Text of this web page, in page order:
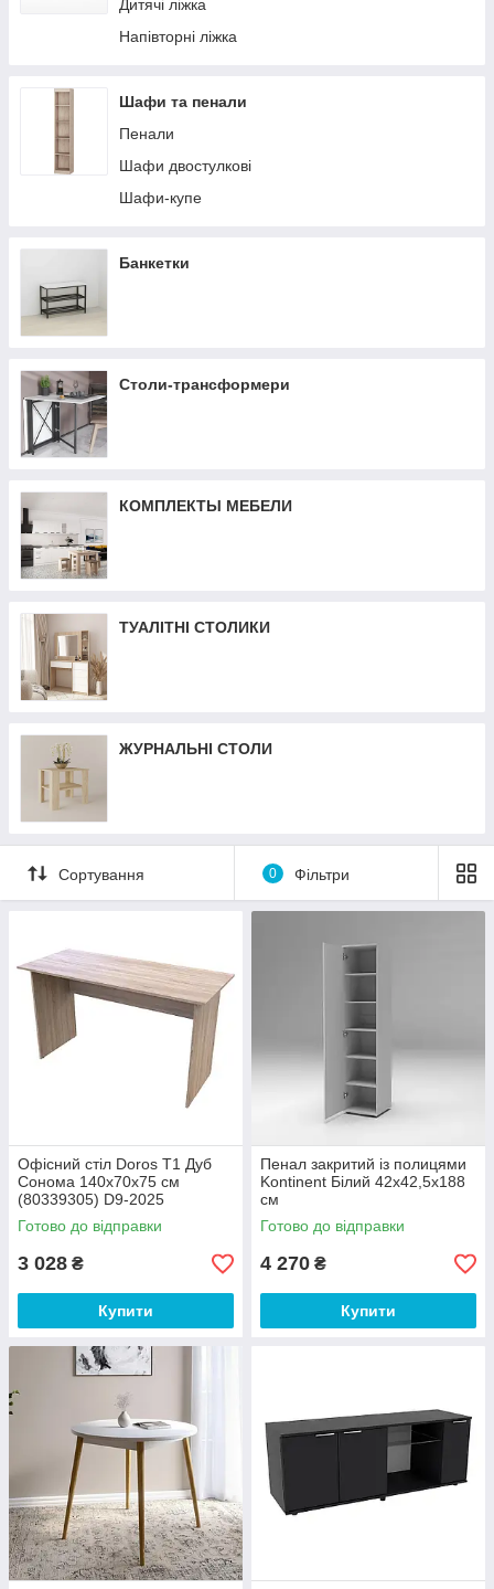
Дитячі ліжка
Напівторні ліжка
Шафи та пенали
Пенали
Шафи двостулкові
Шафи-купе
Банкетки
Столи-трансформери
КОМПЛЕКТЫ МЕБЕЛИ
ТУАЛІТНІ СТОЛИКИ
ЖУРНАЛЬНІ СТОЛИ
Сортування 0 Фільтри
Офісний стіл Doros Т1 Дуб
Сонома 140х70х75 см
(80339305) D9-2025
Готово до відправки
3 028 ₴
Купити
Пенал закритий із полицями
Kontinent Білий 42х42,5х188
см
Готово до відправки
4 270 ₴
Купити